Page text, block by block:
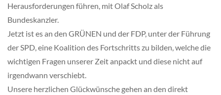
Herausforderungen führen, mit Olaf Scholz als
Bundeskanzler.
Jetzt ist es an den GRÜNEN und der FDP, unter der Führung
der SPD, eine Koalition des Fortschritts zu bilden, welche die
wichtigen Fragen unserer Zeit anpackt und diese nicht auf
irgendwann verschiebt.
Unsere herzlichen Glückwünsche gehen an den direkt